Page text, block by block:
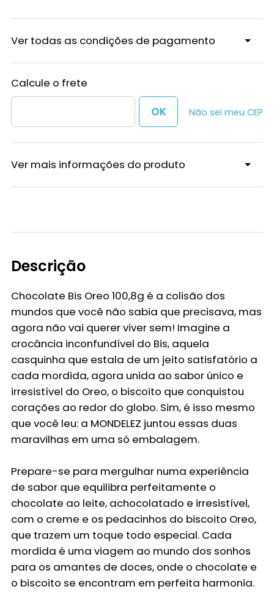
Ver todas as condições de pagamento
Não sei meu CEP
Ver mais informações do produto
Descrição
Chocolate Bis Oreo 100,8g é a colisão dos
mundos que você não sabia que precisava, mas
agora não vai querer viver sem! Imagine a
crocância inconfundível do Bis, aquela
casquinha que estala de um jeito satisfatório a
cada mordida, agora unida ao sabor único e
irresistível do Oreo, o biscoito que conquistou
corações ao redor do globo. Sim, é isso mesmo
que você leu: a MONDELEZ juntou essas duas
maravilhas em uma só embalagem.
Prepare-se para mergulhar numa experiência
de sabor que equilibra perfeitamente o
chocolate ao leite, achocolatado e irresistível,
com o creme e os pedacinhos do biscoito Oreo,
que trazem um toque todo especial. Cada
mordida é uma viagem ao mundo dos sonhos
para os amantes de doces, onde o chocolate e
o biscoito se encontram em perfeita harmonia.